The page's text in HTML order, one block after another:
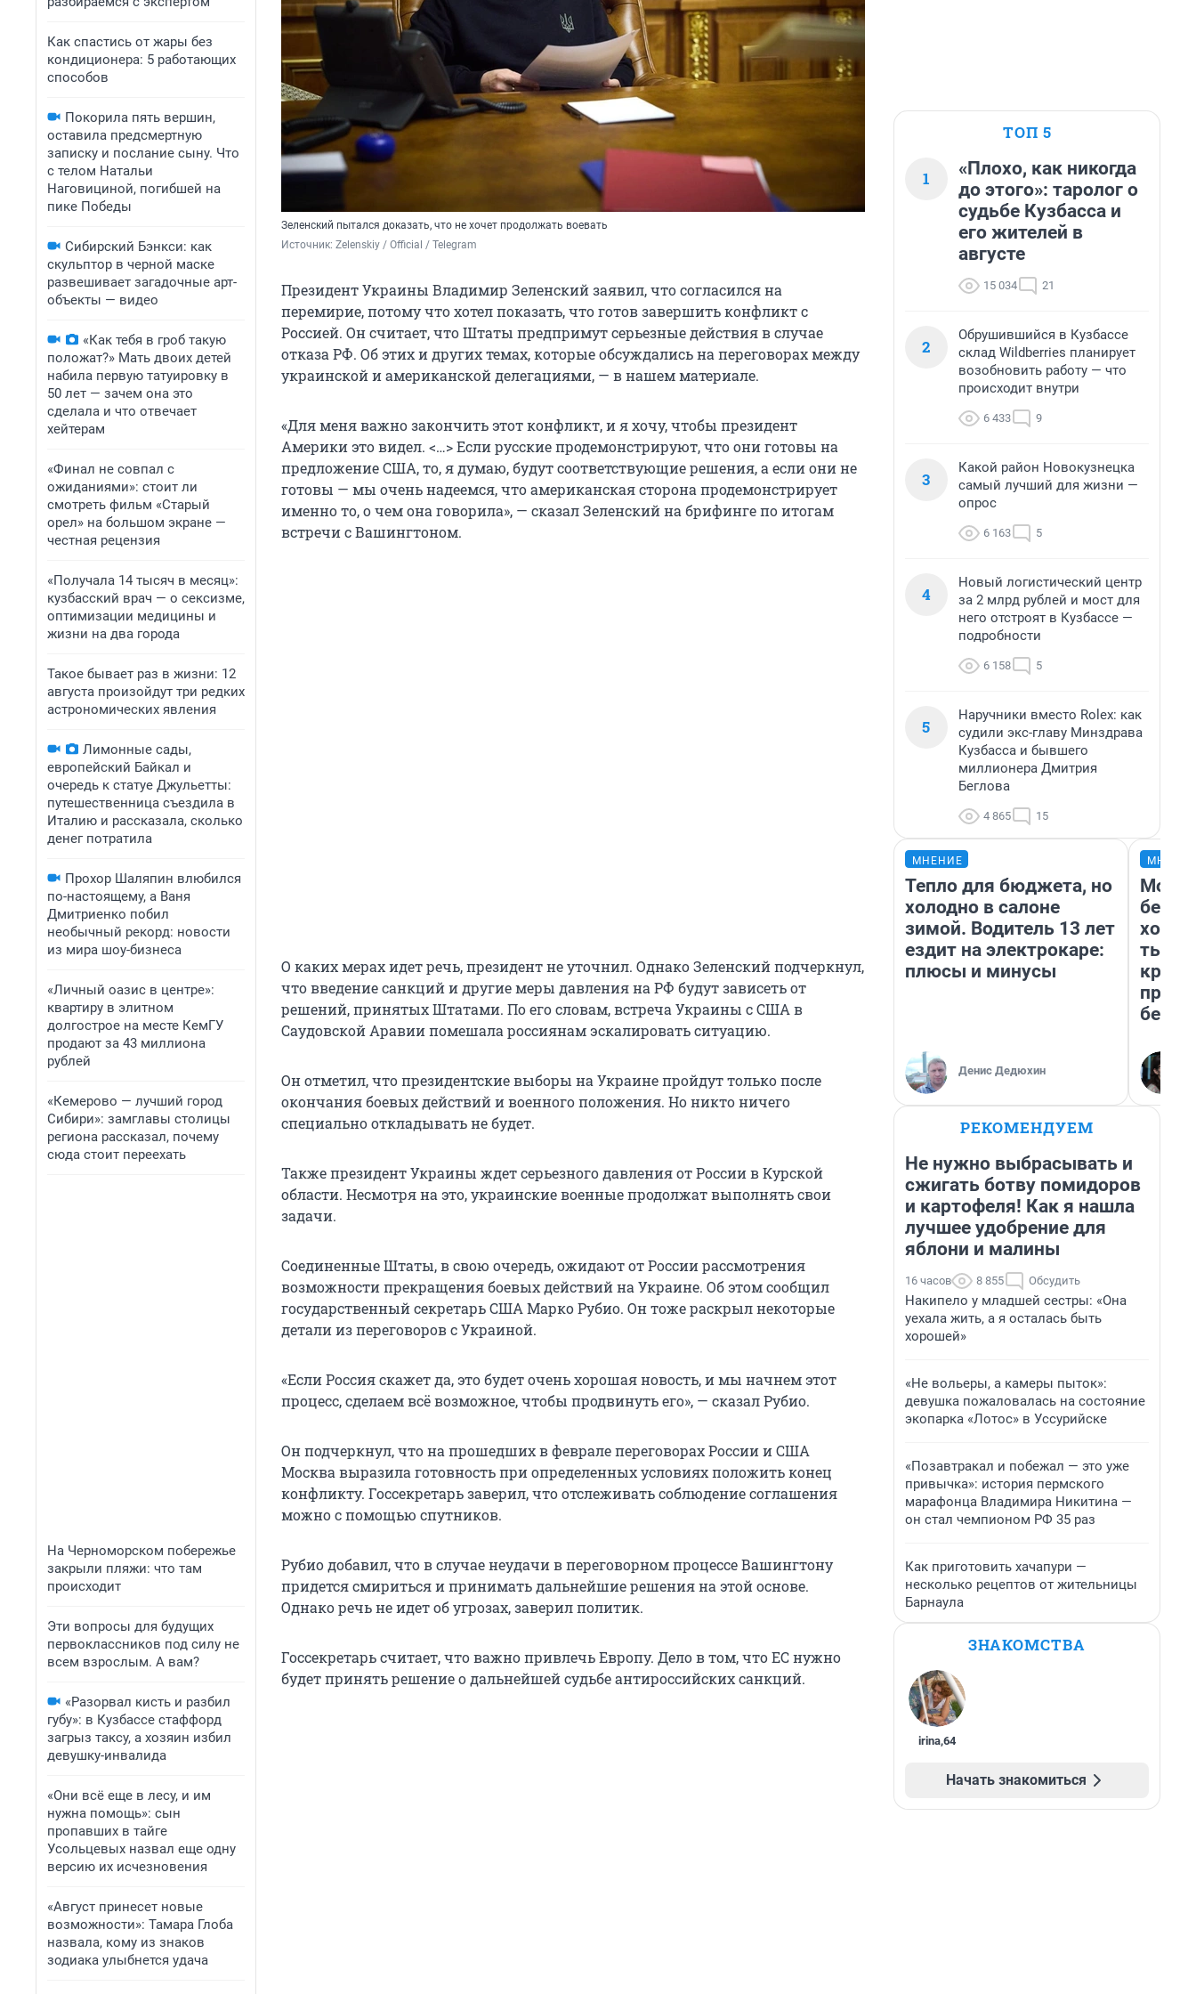
Как спастись от жары без
кондиционера: 5 работающих
способов
Покорила пять вершин,
оставила предсмертную
записку и послание сыну. Что
с телом Натальи
Наговициной, погибшей на
пике Победы
Сибирский Бэнкси: как
скульптор в черной маске
развешивает загадочные арт-
объекты — видео
«Как тебя в гроб такую
положат?» Мать двоих детей
набила первую татуировку в
50 лет — зачем она это
сделала и что отвечает
хейтерам
«Финал не совпал с
ожиданиями»: стоит ли
смотреть фильм «Старый
орел» на большом экране —
честная рецензия
«Получала 14 тысяч в месяц»:
кузбасский врач — о сексизме,
оптимизации медицины и
жизни на два города
Такое бывает раз в жизни: 12
августа произойдут три редких
астрономических явления
Лимонные сады,
европейский Байкал и
очередь к статуе Джульетты:
путешественница съездила в
Италию и рассказала, сколько
денег потратила
Прохор Шаляпин влюбился
по-настоящему, а Ваня
Дмитриенко побил
необычный рекорд: новости
из мира шоу-бизнеса
«Личный оазис в центре»:
квартиру в элитном
долгострое на месте КемГУ
продают за 43 миллиона
рублей
«Кемерово — лучший город
Сибири»: замглавы столицы
региона рассказал, почему
сюда стоит переехать
На Черноморском побережье
закрыли пляжи: что там
происходит
Эти вопросы для будущих
первоклассников под силу не
всем взрослым. А вам?
«Разорвал кисть и разбил
губу»: в Кузбассе стаффорд
загрыз таксу, а хозяин избил
девушку-инвалида
«Они всё еще в лесу, и им
нужна помощь»: сын
пропавших в тайге
Усольцевых назвал еще одну
версию их исчезновения
«Август принесет новые
возможности»: Тамара Глоба
назвала, кому из знаков
зодиака улыбнется удача
Зеленский пытался доказать, что не хочет продолжать воевать
Источник: Zelenskiy / Official / Telegram
Президент Украины Владимир Зеленский заявил, что согласился на
перемирие, потому что хотел показать, что готов завершить конфликт с
Россией. Он считает, что Штаты предпримут серьезные действия в случае
отказа РФ. Об этих и других темах, которые обсуждались на переговорах между
украинской и американской делегациями, — в нашем материале.
«Для меня важно закончить этот конфликт, и я хочу, чтобы президент
Америки это видел. <…> Если русские продемонстрируют, что они готовы на
предложение США, то, я думаю, будут соответствующие решения, а если они не
готовы — мы очень надеемся, что американская сторона продемонстрирует
именно то, о чем она говорила», — сказал Зеленский на брифинге по итогам
встречи с Вашингтоном.
О каких мерах идет речь, президент не уточнил. Однако Зеленский подчеркнул,
что введение санкций и другие меры давления на РФ будут зависеть от
решений, принятых Штатами. По его словам, встреча Украины с США в
Саудовской Аравии помешала россиянам эскалировать ситуацию.
Он отметил, что президентские выборы на Украине пройдут только после
окончания боевых действий и военного положения. Но никто ничего
специально откладывать не будет.
Также президент Украины ждет серьезного давления от России в Курской
области. Несмотря на это, украинские военные продолжат выполнять свои
задачи.
Соединенные Штаты, в свою очередь, ожидают от России рассмотрения
возможности прекращения боевых действий на Украине. Об этом сообщил
государственный секретарь США Марко Рубио. Он тоже раскрыл некоторые
детали из переговоров с Украиной.
«Если Россия скажет да, это будет очень хорошая новость, и мы начнем этот
процесс, сделаем всё возможное, чтобы продвинуть его», — сказал Рубио.
Он подчеркнул, что на прошедших в феврале переговорах России и США
Москва выразила готовность при определенных условиях положить конец
конфликту. Госсекретарь заверил, что отслеживать соблюдение соглашения
можно с помощью спутников.
Рубио добавил, что в случае неудачи в переговорном процессе Вашингтону
придется смириться и принимать дальнейшие решения на этой основе.
Однако речь не идет об угрозах, заверил политик.
Госсекретарь считает, что важно привлечь Европу. Дело в том, что ЕС нужно
будет принять решение о дальнейшей судьбе антироссийских санкций.
ТОП 5
1
«Плохо, как никогда
до этого»: таролог о
судьбе Кузбасса и
его жителей в
августе
15 034 21
2
Обрушившийся в Кузбассе
склад Wildberries планирует
возобновить работу — что
происходит внутри
6 433 9
3
Какой район Новокузнецка
самый лучший для жизни —
опрос
6 163 5
4
Новый логистический центр
за 2 млрд рублей и мост для
него отстроят в Кузбассе —
подробности
6 158 5
5
Наручники вместо Rolex: как
судили экс-главу Минздрава
Кузбасса и бывшего
миллионера Дмитрия
Беглова
4 865 15
МНЕНИЕ
Тепло для бюджета, но
холодно в салоне
зимой. Водитель 13 лет
ездит на электрокаре:
плюсы и минусы
Денис Дедюхин
Мой
РЕКОМЕНДУЕМ
Не нужно выбрасывать и
сжигать ботву помидоров
и картофеля! Как я нашла
лучшее удобрение для
яблони и малины
16 часов 8 855 Обсудить
Накипело у младшей сестры: «Она
уехала жить, а я осталась быть
хорошей»
«Не вольеры, а камеры пыток»:
девушка пожаловалась на состояние
экопарка «Лотос» в Уссурийске
«Позавтракал и побежал — это уже
привычка»: история пермского
марафонца Владимира Никитина —
он стал чемпионом РФ 35 раз
Как приготовить хачапури —
несколько рецептов от жительницы
Барнаула
ЗНАКОМСТВА
irina,64
Начать знакомиться